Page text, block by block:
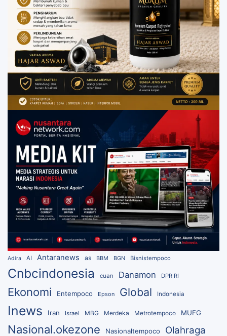
Adira AI Antaranews as BBM BGN Bisnistempoco
Cnbcindonesia cuan Danamon DPR RI
Ekonomi Entempoco Epson Global Indonesia
Inews Iran Israel MBG Merdeka Metrotempoco MUFG
Nasional.okezone Nasionaltempoco Olahraga